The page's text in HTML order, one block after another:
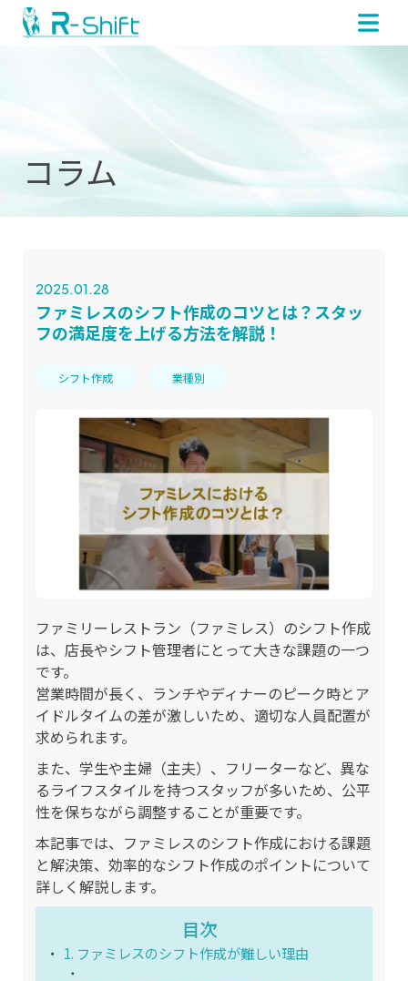
コラム
2025.01.28
ファミレスのシフト作成のコツとは？スタッ
フの満足度を上げる方法を解説！
シフト作成 業種別
ファミリーレストラン（ファミレス）のシフト作成
は、店長やシフト管理者にとって大きな課題の一つ
です。
営業時間が長く、ランチやディナーのピーク時とア
イドルタイムの差が激しいため、適切な人員配置が
求められます。
また、学生や主婦（主夫）、フリーターなど、異な
るライフスタイルを持つスタッフが多いため、公平
性を保ちながら調整することが重要です。
本記事では、ファミレスのシフト作成における課題
と解決策、効率的なシフト作成のポイントについて
詳しく解説します。
目次
1. ファミレスのシフト作成が難しい理由